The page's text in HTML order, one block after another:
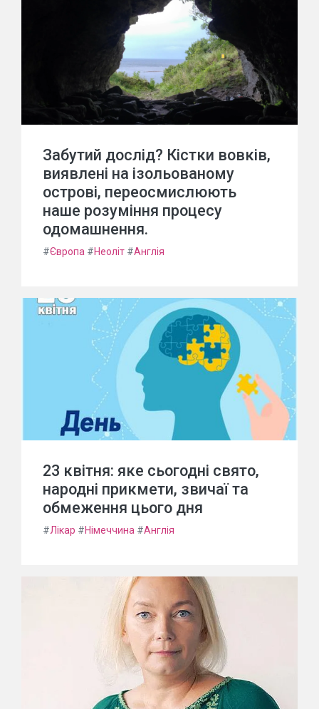
Забутий дослід? Кістки вовків,
виявлені на ізольованому
острові, переосмислюють
наше розуміння процесу
одомашнення.
#Європа #Неоліт #Англія
23 квітня: яке сьогодні свято,
народні прикмети, звичаї та
обмеження цього дня
#Лікар #Німеччина #Англія